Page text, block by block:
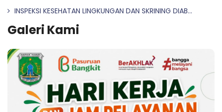
INSPEKSI KESEHATAN LINGKUNGAN DAN SKRINING DIAB...
Galeri Kami